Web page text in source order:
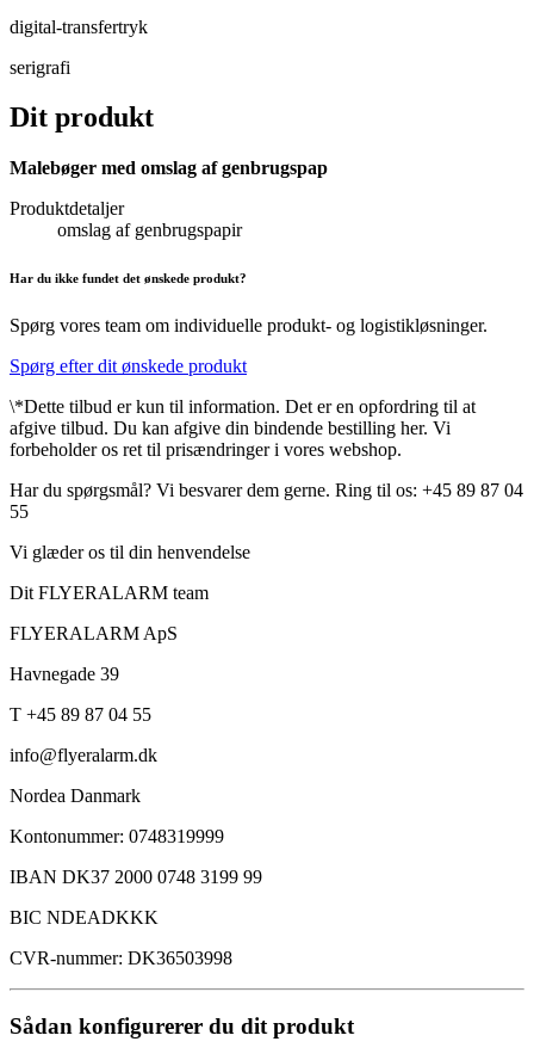
digital-transfertryk
serigrafi
Dit produkt
Malebøger med omslag af genbrugspap
Produktdetaljer
omslag af genbrugspapir
Har du ikke fundet det ønskede produkt?
Spørg vores team om individuelle produkt- og logistikløsninger.
Spørg efter dit ønskede produkt
\*Dette tilbud er kun til information. Det er en opfordring til at
afgive tilbud. Du kan afgive din bindende bestilling her. Vi
forbeholder os ret til prisændringer i vores webshop.
Har du spørgsmål? Vi besvarer dem gerne. Ring til os: +45 89 87 04
55
Vi glæder os til din henvendelse
Dit FLYERALARM team
FLYERALARM ApS
Havnegade 39
T +45 89 87 04 55
info@flyeralarm.dk
Nordea Danmark
Kontonummer: 0748319999
IBAN DK37 2000 0748 3199 99
BIC NDEADKKK
CVR-nummer: DK36503998
Sådan konfigurerer du dit produkt